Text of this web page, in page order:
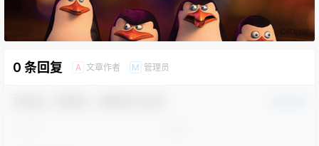
0 条回复 A 文章作者 M 管理员